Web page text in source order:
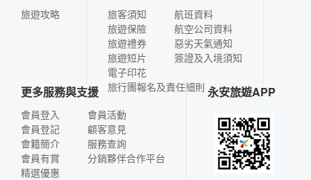
旅遊攻略
旅客須知
旅遊保險
旅遊禮券
旅遊短片
電子印花
航班資料
航空公司資料
惡劣天氣通知
簽證及入境須知
旅行團報名及責任細則
更多服務與支援
會員登入
會員登記
會籍簡介
會員有賞
精選優惠
會員活動
顧客意見
服務查詢
分銷夥伴合作平台
永安旅遊APP